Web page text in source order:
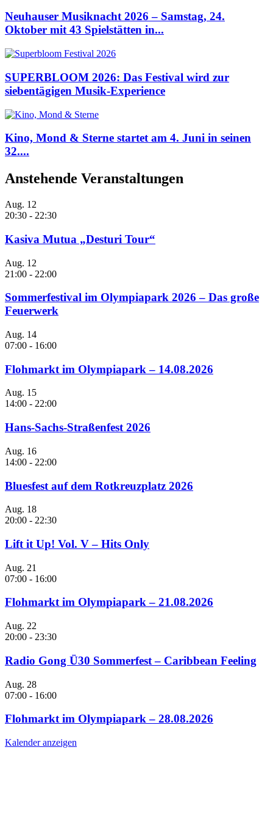
Neuhauser Musiknacht 2026 – Samstag, 24.
Oktober mit 43 Spielstätten in...
SUPERBLOOM 2026: Das Festival wird zur
siebentägigen Musik-Experience
Kino, Mond & Sterne startet am 4. Juni in seinen
32....
Anstehende Veranstaltungen
Aug. 12
20:30 - 22:30
Kasiva Mutua „Desturi Tour“
Aug. 12
21:00 - 22:00
Sommerfestival im Olympiapark 2026 – Das große
Feuerwerk
Aug. 14
07:00 - 16:00
Flohmarkt im Olympiapark – 14.08.2026
Aug. 15
14:00 - 22:00
Hans-Sachs-Straßenfest 2026
Aug. 16
14:00 - 22:00
Bluesfest auf dem Rotkreuzplatz 2026
Aug. 18
20:00 - 22:30
Lift it Up! Vol. V – Hits Only
Aug. 21
07:00 - 16:00
Flohmarkt im Olympiapark – 21.08.2026
Aug. 22
20:00 - 23:30
Radio Gong Ü30 Sommerfest – Caribbean Feeling
Aug. 28
07:00 - 16:00
Flohmarkt im Olympiapark – 28.08.2026
Kalender anzeigen